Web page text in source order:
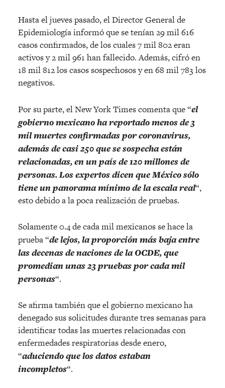
Hasta el jueves pasado, el Director General de
Epidemiología informó que se tenían 29 mil 616
casos confirmados, de los cuales 7 mil 802 eran
activos y 2 mil 961 han fallecido. Además, cifró en
18 mil 812 los casos sospechosos y en 68 mil 783 los
negativos.
Por su parte, el New York Times comenta que “el
gobierno mexicano ha reportado menos de 3
mil muertes confirmadas por coronavirus,
además de casi 250 que se sospecha están
relacionadas, en un país de 120 millones de
personas. Los expertos dicen que México sólo
tiene un panorama mínimo de la escala real“,
esto debido a la poca realización de pruebas.
Solamente 0.4 de cada mil mexicanos se hace la
prueba “de lejos, la proporción más baja entre
las decenas de naciones de la OCDE, que
promedian unas 23 pruebas por cada mil
personas“.
Se afirma también que el gobierno mexicano ha
denegado sus solicitudes durante tres semanas para
identificar todas las muertes relacionadas con
enfermedades respiratorias desde enero,
“aduciendo que los datos estaban
incompletos“.